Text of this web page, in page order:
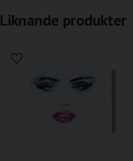
Liknande produkter